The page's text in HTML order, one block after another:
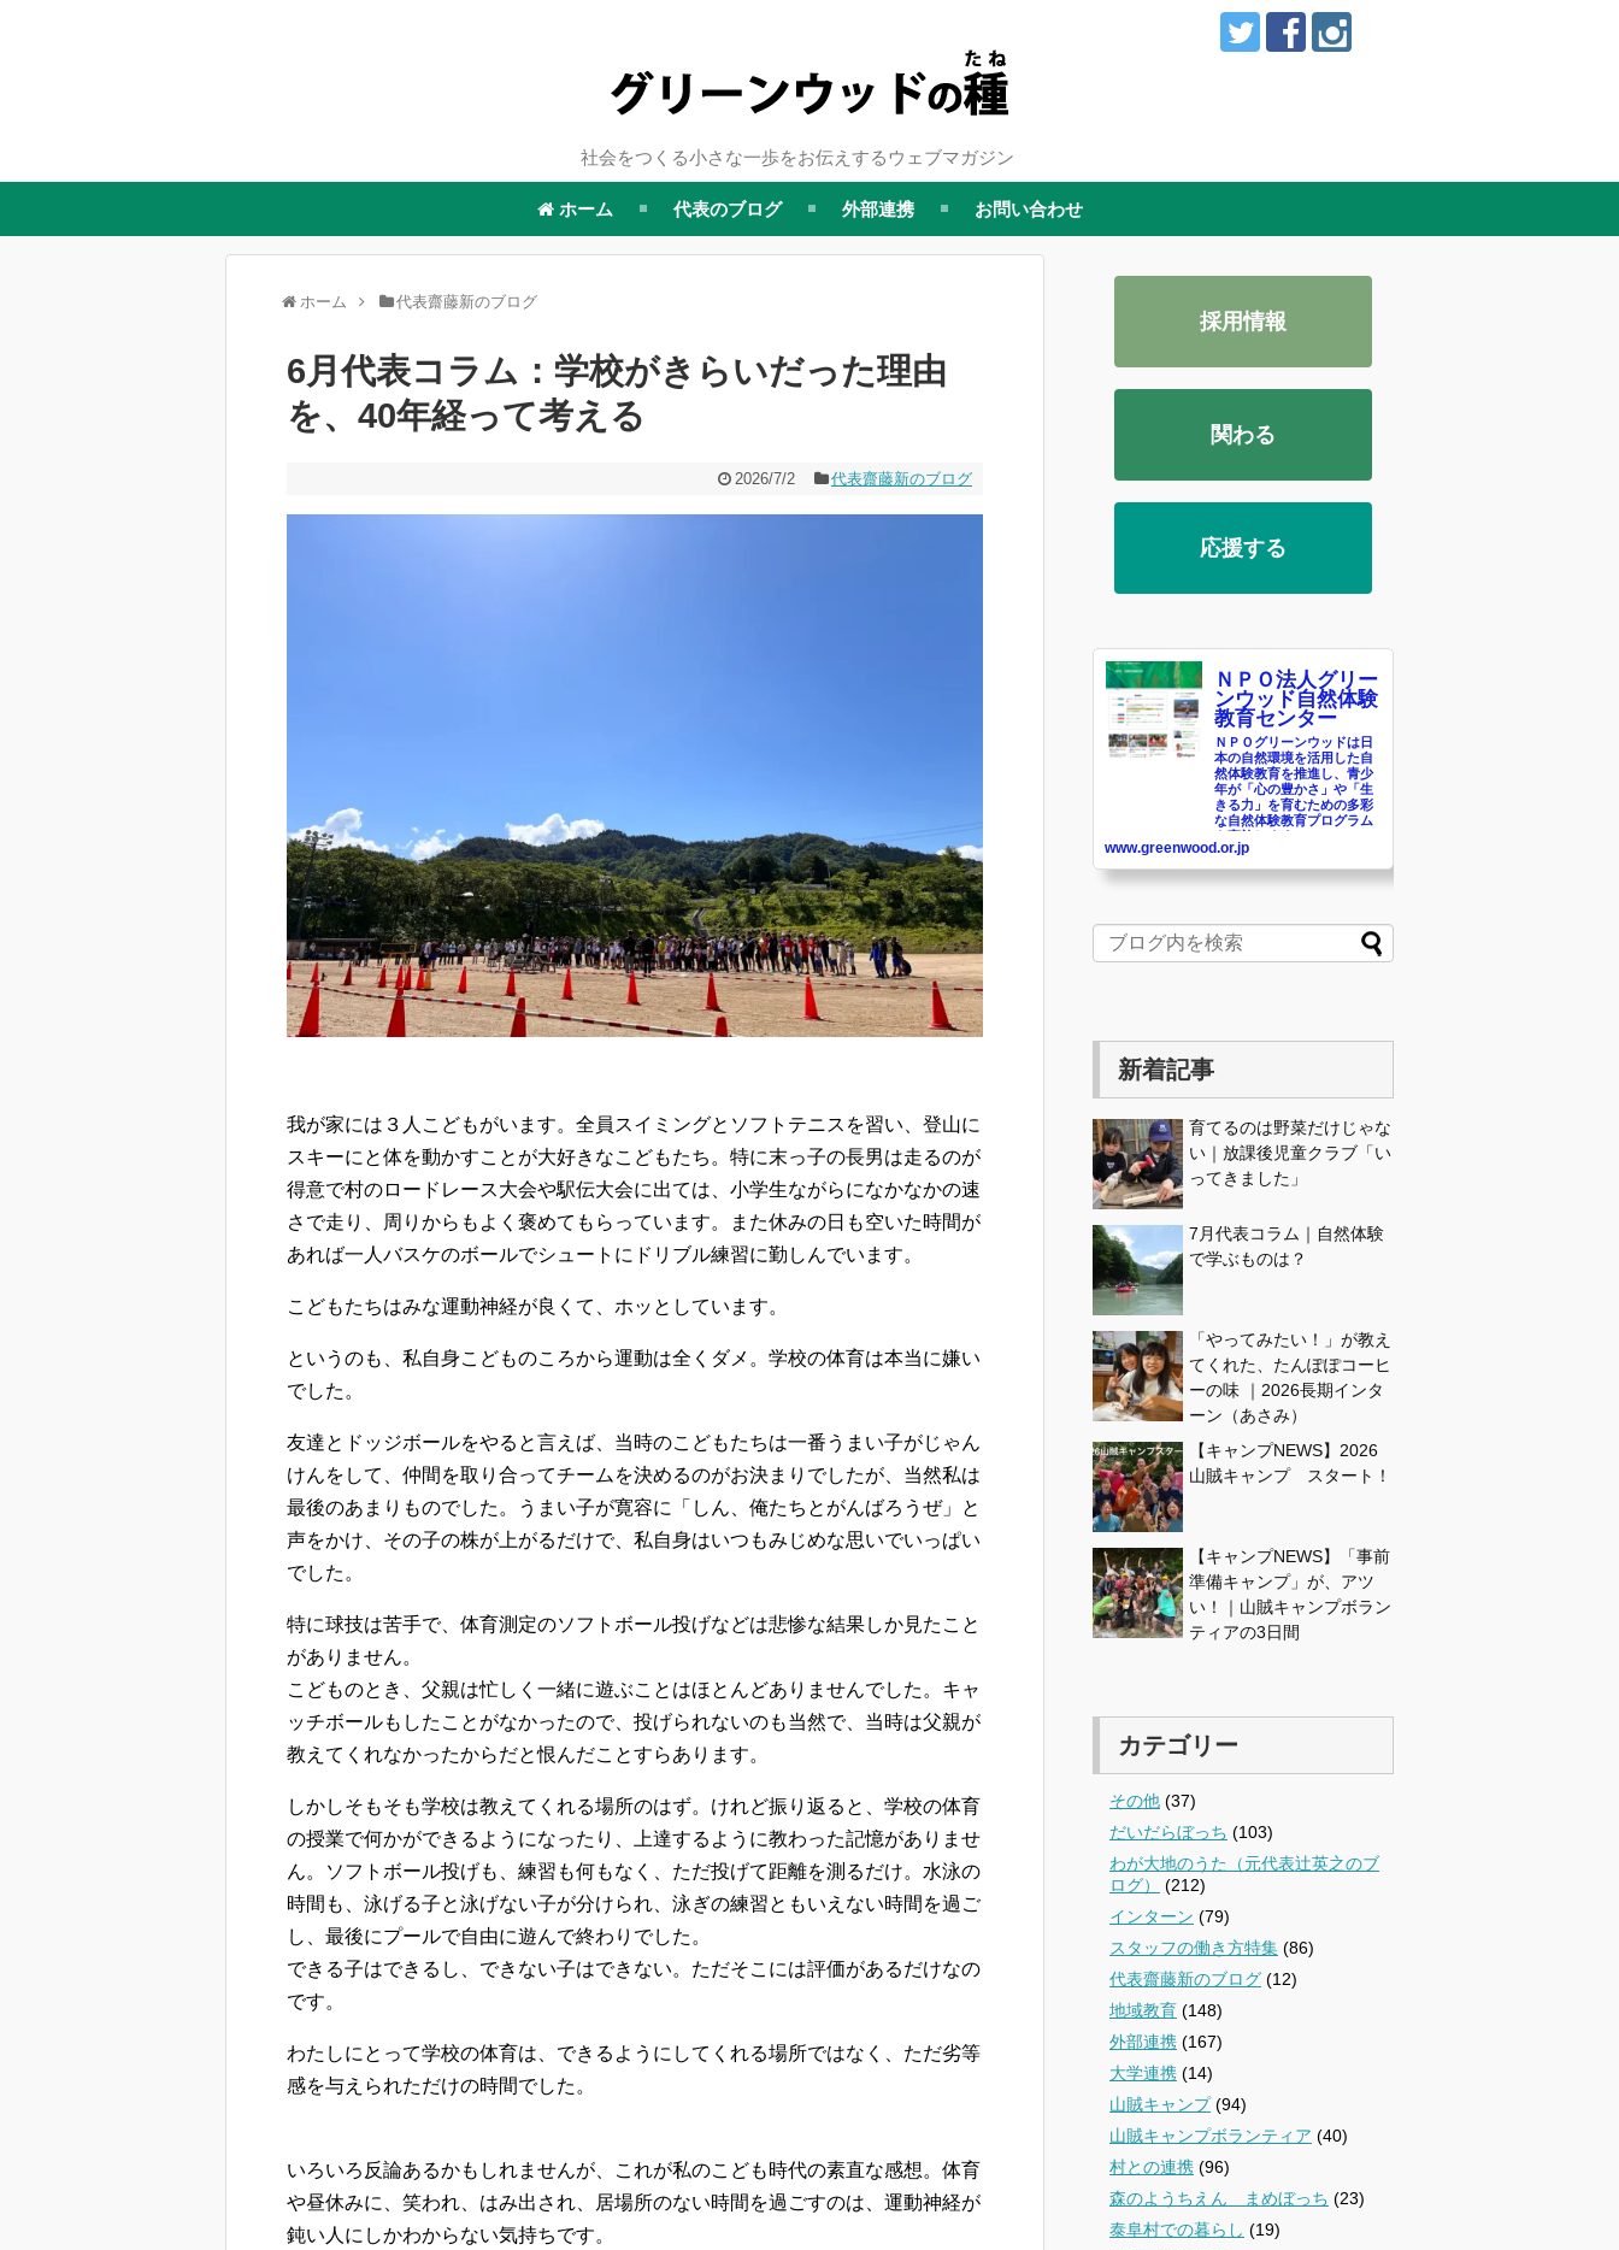
社会をつくる小さな一歩をお伝えするウェブマガジン
ホーム 代表のブログ 外部連携 お問い合わせ
ホーム 代表齋藤新のブログ
6月代表コラム：学校がきらいだった理由
を、40年経って考える
2026/7/2 代表齋藤新のブログ
我が家には３人こどもがいます。全員スイミングとソフトテニスを習い、登山に
スキーにと体を動かすことが大好きなこどもたち。特に末っ子の長男は走るのが
得意で村のロードレース大会や駅伝大会に出ては、小学生ながらになかなかの速
さで走り、周りからもよく褒めてもらっています。また休みの日も空いた時間が
あれば一人バスケのボールでシュートにドリブル練習に勤しんでいます。
こどもたちはみな運動神経が良くて、ホッとしています。
というのも、私自身こどものころから運動は全くダメ。学校の体育は本当に嫌い
でした。
友達とドッジボールをやると言えば、当時のこどもたちは一番うまい子がじゃん
けんをして、仲間を取り合ってチームを決めるのがお決まりでしたが、当然私は
最後のあまりものでした。うまい子が寛容に「しん、俺たちとがんばろうぜ」と
声をかけ、その子の株が上がるだけで、私自身はいつもみじめな思いでいっぱい
でした。
特に球技は苦手で、体育測定のソフトボール投げなどは悲惨な結果しか見たこと
がありません。
こどものとき、父親は忙しく一緒に遊ぶことはほとんどありませんでした。キャ
ッチボールもしたことがなかったので、投げられないのも当然で、当時は父親が
教えてくれなかったからだと恨んだことすらあります。
しかしそもそも学校は教えてくれる場所のはず。けれど振り返ると、学校の体育
の授業で何かができるようになったり、上達するように教わった記憶がありませ
ん。ソフトボール投げも、練習も何もなく、ただ投げて距離を測るだけ。水泳の
時間も、泳げる子と泳げない子が分けられ、泳ぎの練習ともいえない時間を過ご
し、最後にプールで自由に遊んで終わりでした。
できる子はできるし、できない子はできない。ただそこには評価があるだけなの
です。
わたしにとって学校の体育は、できるようにしてくれる場所ではなく、ただ劣等
感を与えられただけの時間でした。
いろいろ反論あるかもしれませんが、これが私のこども時代の素直な感想。体育
や昼休みに、笑われ、はみ出され、居場所のない時間を過ごすのは、運動神経が
鈍い人にしかわからない気持ちです。
採用情報
関わる
応援する
ＮＰＯ法人グリー
ンウッド自然体験
教育センター
ＮＰＯグリーンウッドは日
本の自然環境を活用した自
然体験教育を推進し、青少
年が「心の豊かさ」や「生
きる力」を育むための多彩
な自然体験教育プログラム
を実施します。
www.greenwood.or.jp
新着記事
育てるのは野菜だけじゃな
い｜放課後児童クラブ「い
ってきました」
7月代表コラム｜自然体験
で学ぶものは？
「やってみたい！」が教え
てくれた、たんぽぽコーヒ
ーの味 ｜2026長期インタ
ーン（あさみ）
【キャンプNEWS】2026
山賊キャンプ スタート！
【キャンプNEWS】「事前
準備キャンプ」が、アツ
い！｜山賊キャンプボラン
ティアの3日間
カテゴリー
その他 (37)
だいだらぼっち (103)
わが大地のうた（元代表辻英之のブ
ログ）
(212)
インターン (79)
スタッフの働き方特集 (86)
代表齋藤新のブログ (12)
地域教育 (148)
外部連携 (167)
大学連携 (14)
山賊キャンプ(94)
山賊キャンプボランティア (40)
村との連携 (96)
森のようちえん まめぼっち (23)
泰阜村での暮らし (19)